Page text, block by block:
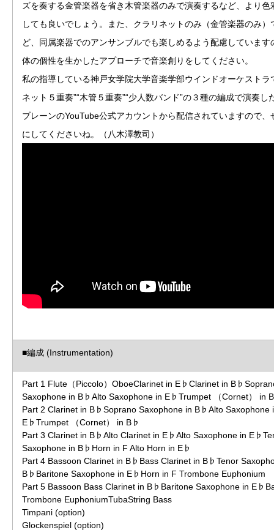
ズを奏する金管楽器を省き木管楽器のみで演奏するなど、より色
しても良いでしょう。また、クラリネットのみ（金管楽器のみ）
ど、同属楽器でのアンサンブルでも楽しめるよう配慮しています
体の個性を生かしたアプローチで音楽創りをしてください。
私の指導している神戸女学院大学音楽学部ウインドオーケストラ
ネット５重奏”“木管５重奏”“少人数バンド”の３種の編成で演奏し
ブレーンのYouTube公式アカウントから配信されていますので、
にしてくださいね。（八木澤教司）
■編成 (Instrumentation)
Part 1 Flute（Piccolo）OboeClarinet in E♭Clarinet in
Saxophone in B♭Alto Saxophone in E♭Trumpet （Cornet） in
Part 2 Clarinet in B♭Soprano Saxophone in B♭Alto Saxophone
E♭Trumpet （Cornet） in B♭
Part 3 Clarinet in B♭Alto Clarinet in E♭Alto Saxophone in
Saxophone in B♭Horn in F Alto Horn in E♭
Part 4 Bassoon Clarinet in B♭Bass Clarinet in B♭Tenor
B♭Baritone Saxophone in E♭Horn in F Trombone Euphonium
Part 5 Bassoon Bass Clarinet in B♭Baritone Saxophone in
Trombone EuphoniumTubaString Bass
Timpani (option)
Glockenspiel (option)